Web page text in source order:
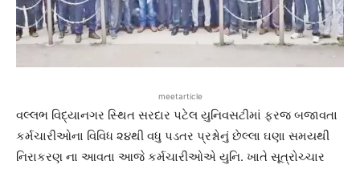
meetarticle
વલ્લભ વિદ્યાનગર સ્થિત સરદાર પટેલ યુનિવસટીમાં ફરજ બજાવતા
કર્મચારીઓના વિવિધ ૨૪થી વધુ પડતર પ્રશ્નોનું છેલ્લા ઘણા સમયથી
નિરાકરણ ના આવતા આજે કર્મચારીઓએ યુનિ. ખાતે સૂત્રોચ્ચાર